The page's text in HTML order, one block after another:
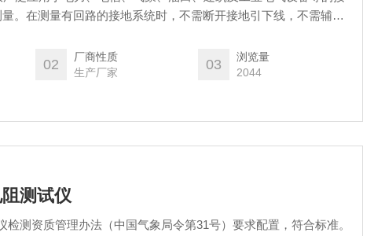
。在测量有回路的接地系统时，不需断开接地引下线，不需辅助
02
厂商性质
生产厂家
03
浏览量
2044
测试仪
检测资质管理办法（中国气象局令第31号）要求配置，符合标准。